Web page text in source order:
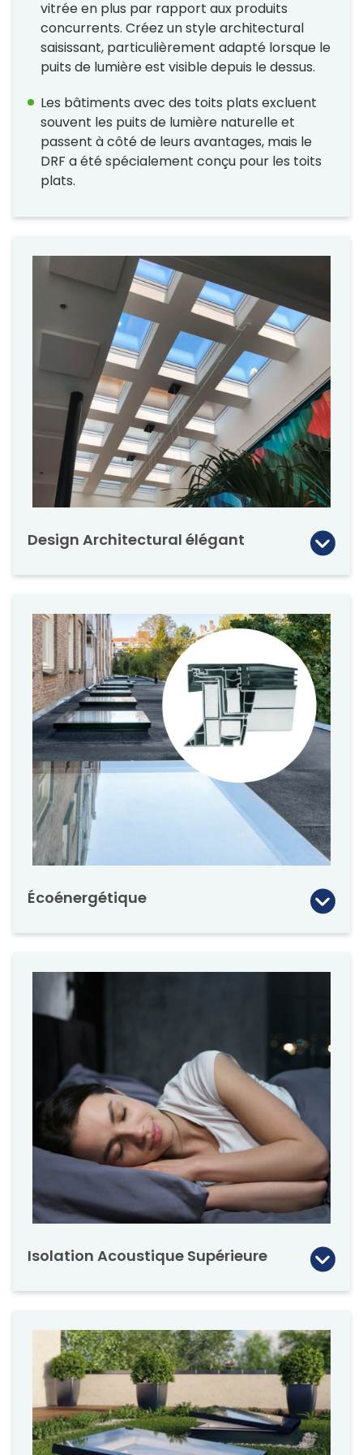
vitrée en plus par rapport aux produits
concurrents. Créez un style architectural
saisissant, particulièrement adapté lorsque le
puits de lumière est visible depuis le dessus.
Les bâtiments avec des toits plats excluent
souvent les puits de lumière naturelle et
passent à côté de leurs avantages, mais le
DRF a été spécialement conçu pour les toits
plats.
Design Architectural élégant
Les puits de lumière à toit plat de FAKRO sont
architecturale spectaculaire, élégante et
moderne. En utilisant les dernières
technologies et matériaux pour faire
progresser leur conception.
Créez un effet « wow » architectural qui
attirera l’attention. Le design complète le
style esthétique des architectes et des
designers modernes.
La série de puits de lumière à toit plat de
FAKRO (à triple et double vitrage) peut être
installée individuellement, en rangée ou en
groupe. Discutez des exigences structurelles
ingénieur.
Écoénergétique
Le DXF offre une excellente isolation
DU8 à la pointe de la technologie. La
résistance thermique du puits de lumière DU8
est de 8,9. L’option à triple vitrage (DU6) a une
lumière DEF, DMF et DXF sont fabriqués avec
une isolation thermique exceptionnelle.
Une version double vitrage plus économique
DEG, DMG, DXG-P2 (trempé/feuilleté) est
disponible sur commande spéciale.
Isolation Acoustique Supérieure
Un environnement domestique calme et
modernes. Le DXF offre une isolation
acoustique exceptionnelle grâce à son vitrage
à la pointe de la technologie.
Un environnement de travail silencieux est
crucial pour de nombreuses entreprises
modernes, améliorant considérablement la